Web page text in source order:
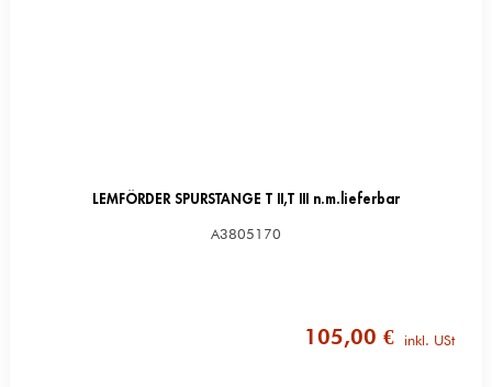
LEMFÖRDER SPURSTANGE T II,T III n.m.lieferbar
A3805170
105,00 € inkl. USt